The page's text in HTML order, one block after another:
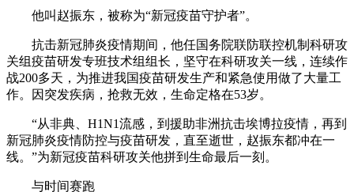
他叫赵振东，被称为“新冠疫苗守护者”。
抗击新冠肺炎疫情期间，他任国务院联防联控机制科研攻
关组疫苗研发专班技术组组长，坚守在科研攻关一线，连续作
战200多天，为推进我国疫苗研发生产和紧急使用做了大量工
作。因突发疾病，抢救无效，生命定格在53岁。
“从非典、H1N1流感，到援助非洲抗击埃博拉疫情，再到
新冠肺炎疫情防控与疫苗研发，直至逝世，赵振东都冲在一
线。”为新冠疫苗科研攻关他拼到生命最后一刻。
与时间赛跑